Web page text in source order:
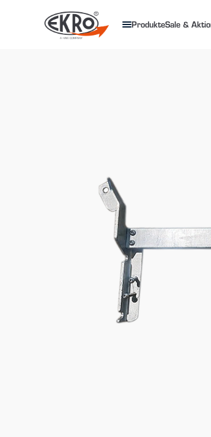
ProdukteSale &